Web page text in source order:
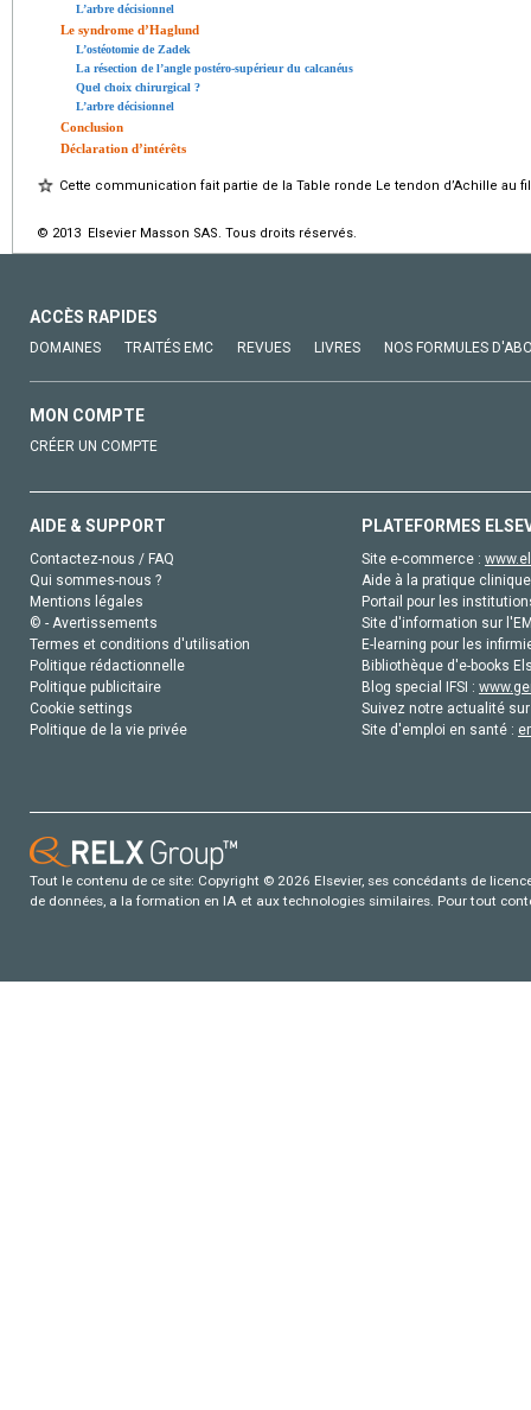
L’arbre décisionnel
Le syndrome d’Haglund
L’ostéotomie de Zadek
La résection de l’angle postéro-supérieur du calcanéus
Quel choix chirurgical ?
L’arbre décisionnel
Conclusion
Déclaration d’intérêts
Cette communication fait partie de la Table ronde Le tendon d’Achille au
© 2013 Elsevier Masson SAS. Tous droits réservés.
ACCÈS RAPIDES
DOMAINES TRAITÉS EMC REVUES LIVRES NOS FORMULES
MON COMPTE
CRÉER UN COMPTE
AIDE & SUPPORT
Contactez-nous / FAQ
Qui sommes-nous ?
Mentions légales
© - Avertissements
Termes et conditions d'utilisation
Politique rédactionnelle
Politique publicitaire
Cookie settings
Politique de la vie privée
PLATEFORMES
Site e-commerce :
Aide à la pratique
Portail pour les
Site d'information sur
E-learning pour les
Bibliothèque d'e-books
Blog special IFSI :
Suivez notre actualité
Site d'emploi en santé :
Tout le contenu de ce site: Copyright © 2026 Elsevier, ses concédants de
de données, a la formation en IA et aux technologies similaires. Pour tout